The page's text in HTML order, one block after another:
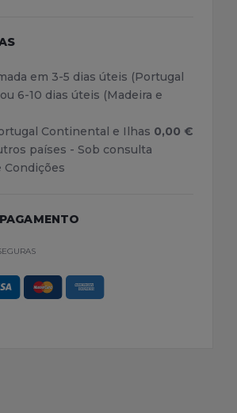
em 3-5 dias úteis (Portugal
6-10 dias úteis (Madeira e
Continental e Ilhas 0,00 €
países - Sob consulta
Condições